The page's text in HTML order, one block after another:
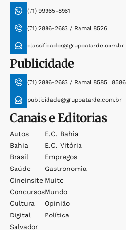
(71) 99965-8961
(71) 2886-2683 / Ramal 8526
classificados@grupoatarde.com.br
Publicidade
(71) 2886-2683 / Ramal 8585 | 8586
publicidade@grupoatarde.com.br
Canais e Editorias
Autos
Bahia
Brasil
Saúde
Cineinsite
Concursos
Cultura
Digital
Salvador
E.c. Bahia
E.c. Vitória
Empregos
Gastronomia
Muito
Mundo
Opinião
Política